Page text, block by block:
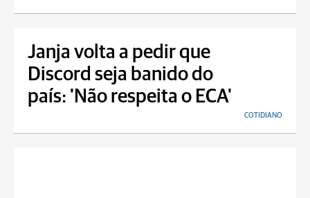
Janja volta a pedir que
Discord seja banido do
país: 'Não respeita o ECA'
COTIDIANO